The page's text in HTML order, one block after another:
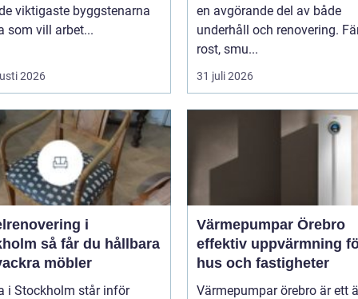
viktigaste byggstenarna
som vill arbet...
2026
en avgörande del av både
underhåll och renovering.
rost, smu...
31 juli 2026
i
du hållbara
möbler
i Stockholm står inför
Värmepumpar Örebro
effektiv uppvärmning
hus och fastigheter
Värmepumpar örebro är ett